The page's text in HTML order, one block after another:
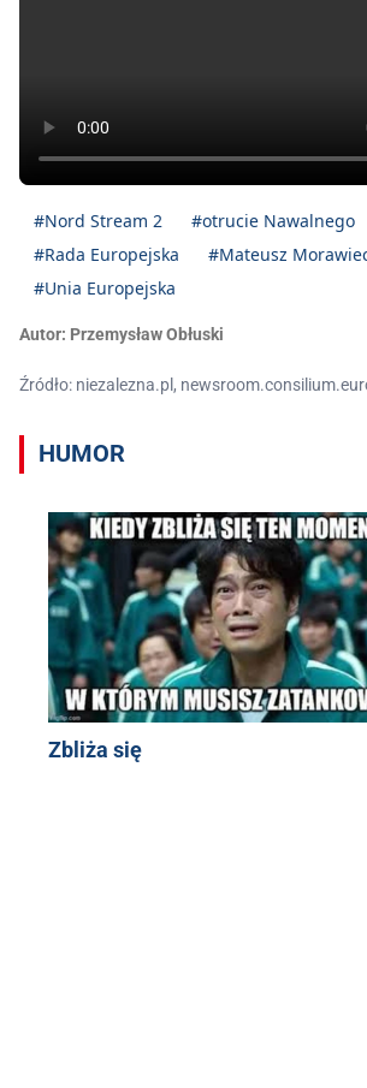
#Nord Stream 2 #otrucie Nawalnego
#Rada Europejska
#Mateusz
#Unia Europejska
Autor: Przemysław Obłuski
Źródło: niezalezna.pl,
HUMOR
Zbliża się